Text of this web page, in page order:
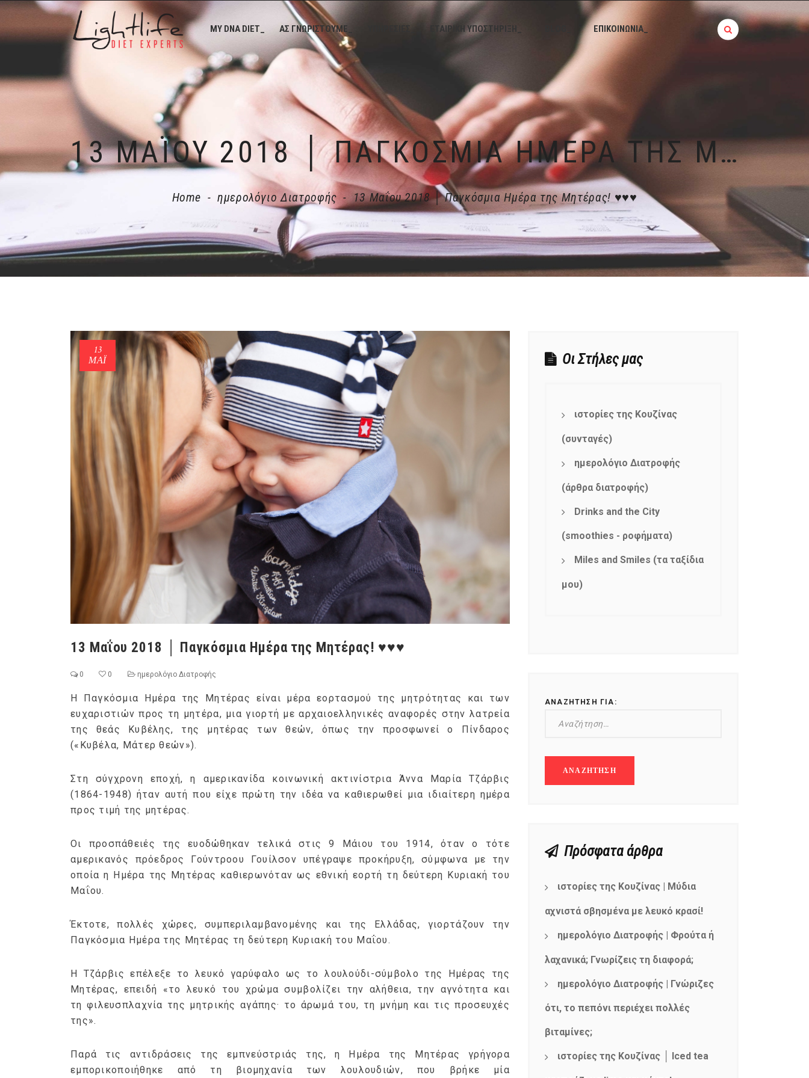
MY DNA DIET_ ΑΣ ΓΝΩΡΙΣΤΟΥΜΕ_ ΕΤΑΙΡΙΚΗ ΥΠΟΣΤΗΡΙΞΗ_ ΕΠΙΚΟΙΝΩΝΙΑ_
13 ΜΑΪ́ΟΥ 2018 │ ΠΑΓΚΌΣΜΙΑ ΗΜΈΡΑ ΤΗΣ ΜΗΤΈΡΑΣ! ♥♥♥
Home - ημερολόγιο Διατροφής - 13 Μαΐου 2018 │ Παγκόσμια Ημέρα της Μητέρας! ♥♥♥
13
ΜΑΪ́
13 Μαΐου 2018 │ Παγκόσμια Ημέρα της Μητέρας! ♥♥♥
0 0 ημερολόγιο Διατροφής
H Παγκόσμια Ημέρα της Μητέρας είναι μέρα εορτασμού της μητρότητας και των
ευχαριστιών προς τη μητέρα, μια γιορτή με αρχαιοελληνικές αναφορές στην λατρεία
της θεάς Κυβέλης, της μητέρας των θεών, όπως την προσφωνεί ο Πίνδαρος
(«Κυβέλα, Μάτερ θεών»).
Στη σύγχρονη εποχή, η αμερικανίδα κοινωνική ακτινίστρια Άννα Μαρία Τζάρβις
(1864-1948) ήταν αυτή που είχε πρώτη την ιδέα να καθιερωθεί μια ιδιαίτερη ημέρα
προς τιμή της μητέρας.
Οι προσπάθειές της ευοδώθηκαν τελικά στις 9 Μάιου του 1914, όταν ο τότε
αμερικανός πρόεδρος Γούντροου Γουίλσον υπέγραψε προκήρυξη, σύμφωνα με την
οποία η Ημέρα της Μητέρας καθιερωνόταν ως εθνική εορτή τη δεύτερη Κυριακή του
Μαΐου.
Έκτοτε, πολλές χώρες, συμπεριλαμβανομένης και της Ελλάδας, γιορτάζουν την
Παγκόσμια Ημέρα της Μητέρας τη δεύτερη Κυριακή του Μαΐου.
H Τζάρβις επέλεξε το λευκό γαρύφαλο ως το λουλούδι-σύμβολο της Ημέρας της
Μητέρας, επειδή «το λευκό του χρώμα συμβολίζει την αλήθεια, την αγνότητα και
τη φιλευσπλαχνία της μητρικής αγάπης· το άρωμά του, τη μνήμη και τις προσευχές
της».
Παρά τις αντιδράσεις της εμπνεύστριάς της, η Ημέρα της Μητέρας γρήγορα
εμπορικοποιήθηκε από τη βιομηχανία των λουλουδιών, που βρήκε μία
Οι Στήλες μας
ιστορίες της Κουζίνας
(συνταγές)
ημερολόγιο Διατροφής
(άρθρα διατροφής)
Drinks and the City
(smoothies - ροφήματα)
Miles and Smiles (τα ταξίδια
μου)
ΑΝΑΖΉΤΗΣΗ ΓΙΑ:
Πρόσφατα άρθρα
ιστορίες της Κουζίνας | Μύδια
αχνιστά σβησμένα με λευκό κρασί!
ημερολόγιο Διατροφής | Φρούτα ή
λαχανικά; Γνωρίζεις τη διαφορά;
ημερολόγιο Διατροφής | Γνώριζες
ότι, το πεπόνι περιέχει πολλές
βιταμίνες;
ιστορίες της Κουζίνας │ Iced tea